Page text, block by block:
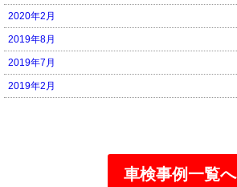
2020年2月
2019年8月
2019年7月
2019年2月
車検事例一覧へ